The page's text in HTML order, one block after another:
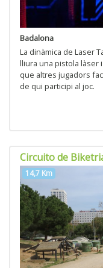
Badalona
La dinàmica de Laser
lliura una pistola làser
que altres jugadors
de qui participi al joc.
Circuito de
14,7 Km